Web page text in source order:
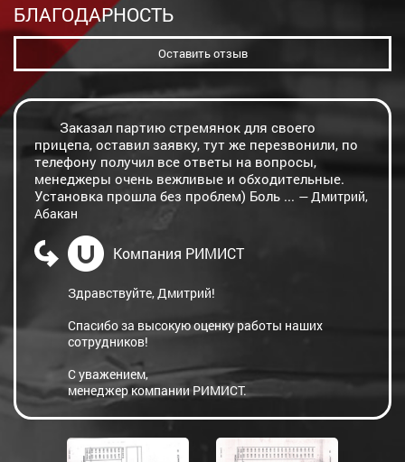
БЛАГОДАРНОСТЬ
Оставить отзыв
Заказал партию стремянок для своего
прицепа, оставил заявку, тут же перезвонили, по
телефону получил все ответы на вопросы,
менеджеры очень вежливые и обходительные.
Установка прошла без проблем) Боль ... — Дмитрий,
Абакан
Компания РИМИСТ
Здравствуйте, Дмитрий!
Спасибо за высокую оценку работы наших
сотрудников!
С уважением,
менеджер компании РИМИСТ.